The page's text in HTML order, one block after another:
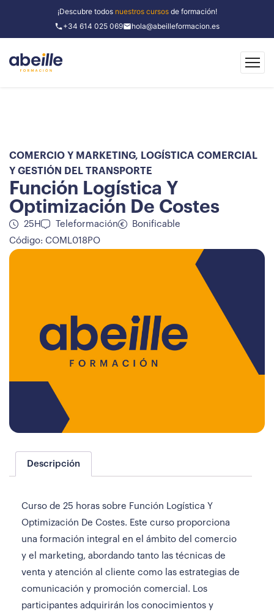
¡Descubre todos nuestros cursosde formación!
+34 614 025 069
hola@abeilleformacion.es
COMERCIO Y MARKETING, LOGÍSTICA COMERCIAL
Y GESTIÓN DEL TRANSPORTE
Función Logística Y
Optimización De Costes
25H Teleformación
Bonificable
Código: COML018PO
Descripción
Curso de 25 horas sobre Función Logística Y
Optimización De Costes. Este curso proporciona
una formación integral en el ámbito del comercio
y el marketing, abordando tanto las técnicas de
venta y atención al cliente como las estrategias de
comunicación y promoción comercial. Los
participantes adquirirán los conocimientos y